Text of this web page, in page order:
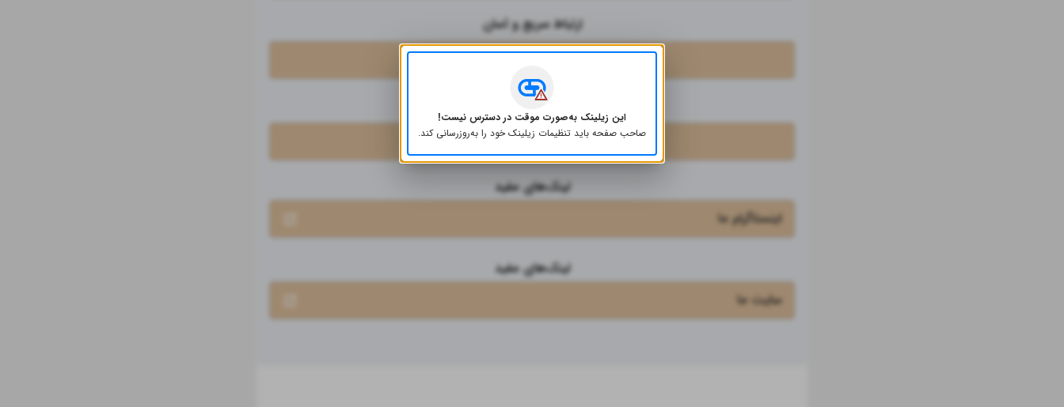
ارتباط سریع و آسان
کانال تلگرام
ارتباط سریع و آسان
لینک مستقیم ثبت سفارش در تلگرام
لینک‌های مفید
اینستاگرام ما
لینک‌های مفید
سایت ما
این زیلینک به‌صورت موقت در دسترس نیست!
صاحب صفحه باید تنظیمات زیلینک خود را به‌روز‌رسانی کند.